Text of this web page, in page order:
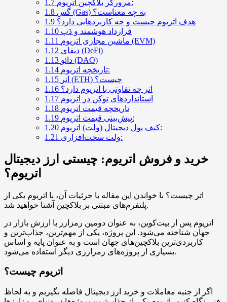
1.7
مرورگر بلاکچین اتریوم:
1.8
گس (Gas) به چه معناست؟
1.9 هدف اتریوم چیست و چه کاربردهایی دارد؟
1.10 قرارداد هوشمند و دَپ
1.11
ماشین مجازی اتریوم (EVM)
1.12
دیفای (DeFi)
1.13
دائو (DAO)
1.14
تاریخچه اتریوم:
1.15
اتر (ETH) چیست؟
1.16 اتر چه تفاوتی با اتریوم دارد؟
1.17 استانداردهای توکن در اتریوم
1.18 تاریخچه قیمت اتریوم
1.19
پیش‌بینی قیمت اتریوم:
1.20
کیف پول دیجیتال (ولت) اتریوم:
1.21
ولت سخت‌افزاری:
خرید و فروش اتریوم: چیستی ارز دیجیتال
اتریوم؟
اتر چیست؟ با خواندن این مقاله با جزئیات آن، با اتریوم یکی از
پلتفرم‌های مبتنی بر بلاکچین آشنا خواهید شد.
اتریوم پس از بیت‌کوین، به عنوان دومین رمزارز با ارزش بازار در
جهان شناخته می‌شود. این پروژه، یکی از مهم‌ترین، جذاب‌ترین و
کاربردی‌ترین بلاکچین‌های جهان است و به عنوان پایه و اساس
بسیاری از پروژه‌های رمزارزی دیگر استفاده می‌شود.
اتریوم چیست؟
اگر از جنبه معاملات و خرید ارز دیجیتال فاصله بگیریم و به لحاظ